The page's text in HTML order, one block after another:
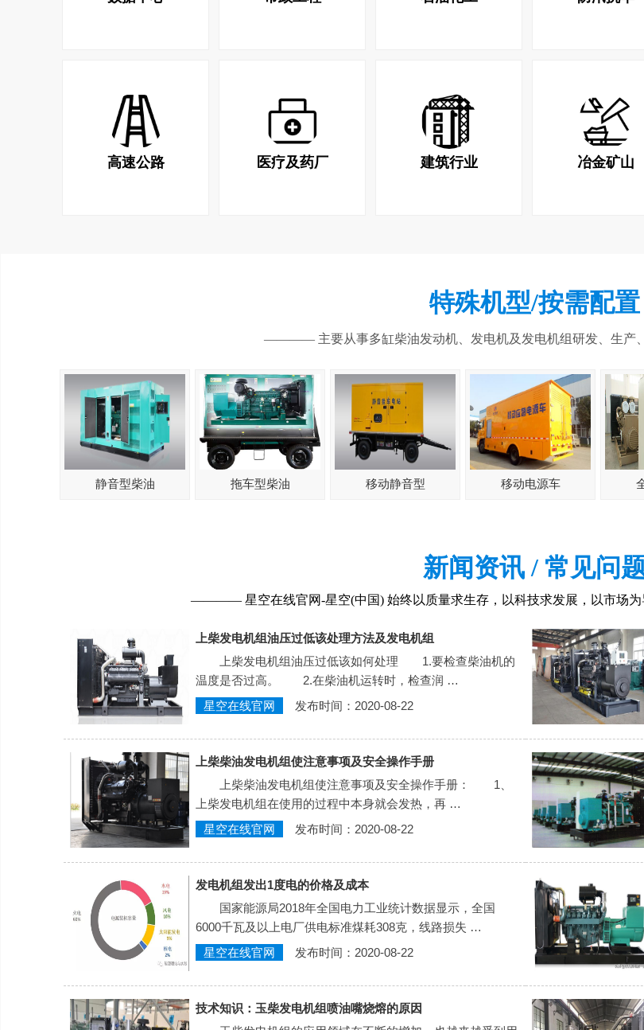
高速公路 医疗及药厂 建筑行业 冶金矿山
特殊机型/按需配置
———— 主要从事多缸柴油发动机、发电机及发电机组研发、生
静音型柴油 拖车型柴油 移动静音型 移动电源车
新闻资讯 / 常见问
———— 星空在线官网-星空(中国) 始终以质量求生存，以科技求发展，以市场
上柴发电机组油压过低该处理方法及发电机组
上柴发电机组油压过低该如何处理 1.要检查柴油机的
温度是否过高。 2.在柴油机运转时，检查润 …
星空在线官网
发布时间：2020-08-22
上柴柴油发电机组使注意事项及安全操作手册
上柴柴油发电机组使注意事项及安全操作手册： 1、
上柴发电机组在使用的过程中本身就会发热，再 …
星空在线官网
发布时间：2020-08-22
发电机组发出1度电的价格及成本
国家能源局2018年全国电力工业统计数据显示，全国
6000千瓦及以上电厂供电标准煤耗308克，线路损失 …
星空在线官网
发布时间：2020-08-22
技术知识：玉柴发电机组喷油嘴烧熔的原因